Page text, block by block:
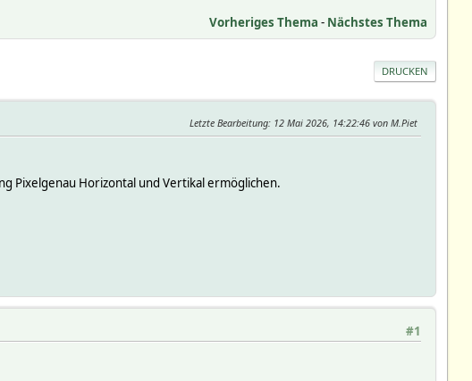
Vorheriges Thema - Nächstes Thema
DRUCKEN
Letzte Bearbeitung: 12 Mai 2026, 14:22:46 von M.Piet
Pixelgenau Horizontal und Vertikal ermöglichen.
#1